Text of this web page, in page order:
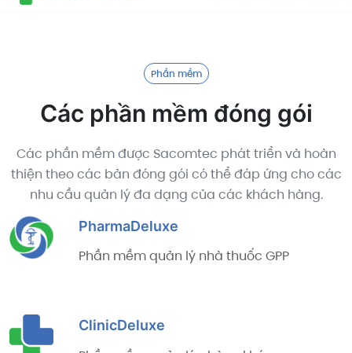
Phần mềm
Các phần mềm đóng gói
Các phần mềm được Sacomtec phát triển và hoàn
thiện theo các bản đóng gói có thể đáp ứng cho các
nhu cầu quản lý đa dạng của các khách hàng.
PharmaDeluxe
Phần mềm quản lý nhà thuốc GPP
ClinicDeluxe